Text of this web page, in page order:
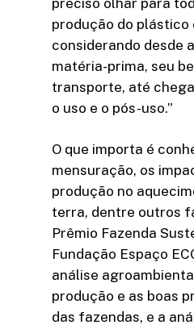
produção do plástico
considerando desde
matéria-prima, seu
transporte, até
o uso e o pós-uso.”
O que importa é
mensuração, os
produção no
terra, dentre outros
Prêmio Fazenda
Fundação Espaço
análise
produção e as boas
das fazendas, e a